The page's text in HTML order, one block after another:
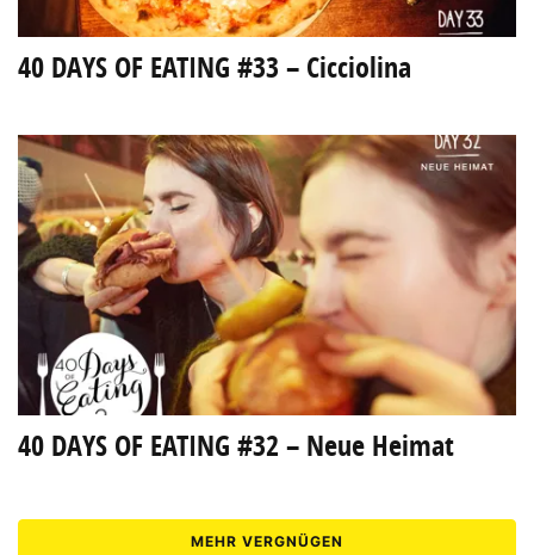
40 DAYS OF EATING #33 – Cicciolina
40 DAYS OF EATING #32 – Neue Heimat
MEHR VERGNÜGEN